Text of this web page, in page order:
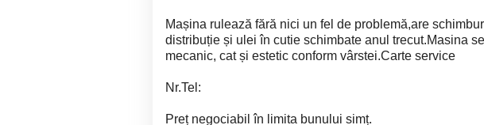
Mașina rulează fără nici un fel de problemă,are
distribuție și ulei în cutie schimbate anul trecut.Masina
mecanic, cat și estetic conform vârstei.Carte service
Nr.Tel:
Preț negociabil în limita bunului simț.